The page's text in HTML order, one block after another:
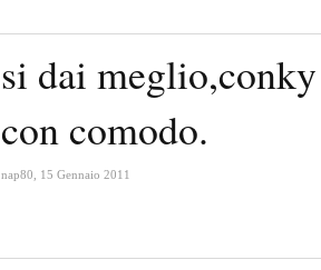
si dai
con comodo.
nap80 15 Gennaio 2011